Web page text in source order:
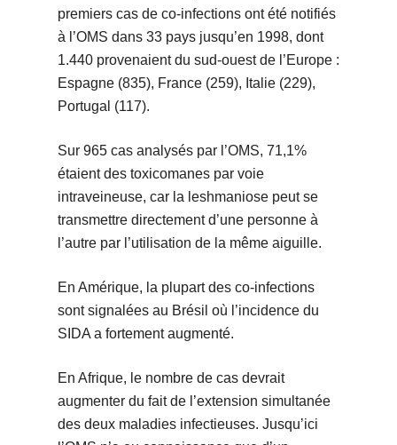
premiers cas de co-infections ont été notifiés
à l’OMS dans 33 pays jusqu’en 1998, dont
1.440 provenaient du sud-ouest de l’Europe :
Espagne (835), France (259), Italie (229),
Portugal (117).
Sur 965 cas analysés par l’OMS, 71,1%
étaient des toxicomanes par voie
intraveineuse, car la leshmaniose peut se
transmettre directement d’une personne à
l’autre par l’utilisation de la même aiguille.
En Amérique, la plupart des co-infections
sont signalées au Brésil où l’incidence du
SIDA a fortement augmenté.
En Afrique, le nombre de cas devrait
augmenter du fait de l’extension simultanée
des deux maladies infectieuses. Jusqu’ici